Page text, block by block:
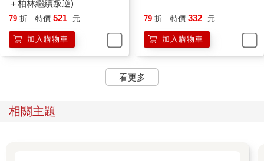
＋柏林繼續叛逆)
79 折 特價 521 元
加入購物車
79 折 特價 332 元
加入購物車
看更多
相關主題